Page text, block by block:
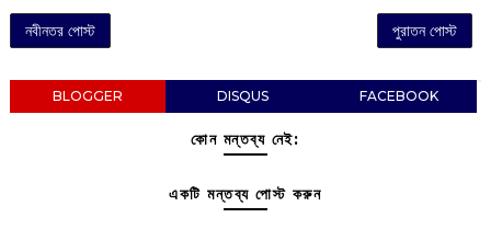
নবীনতর পোস্ট পুরাতন পোস্ট
BLOGGER DISQUS FACEBOOK
কোন মন্তব্য নেই:
একটি মন্তব্য পোস্ট করুন